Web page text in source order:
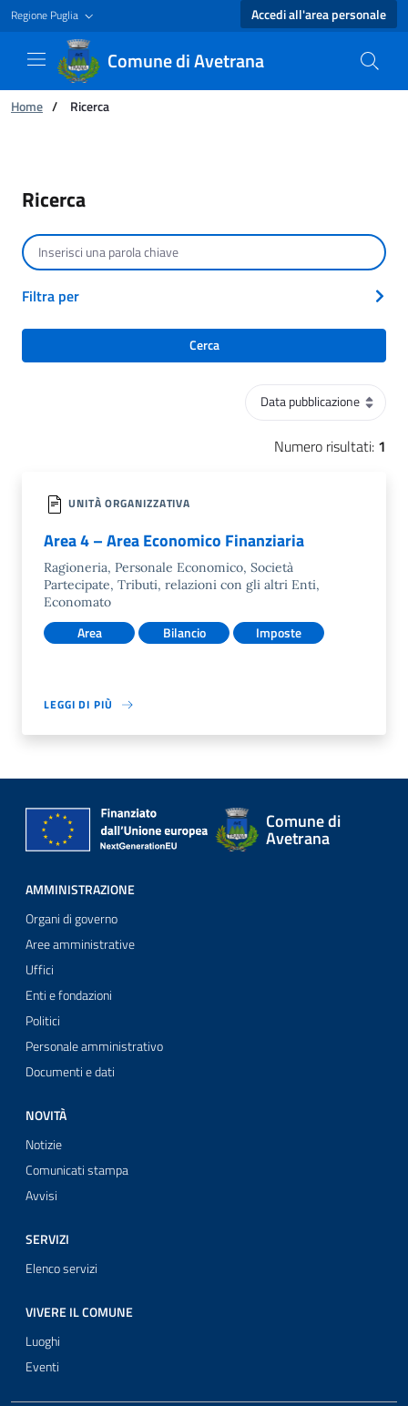
Regione Puglia Accedi all'area personale
Comune di Avetrana
Ti trovi in:
Home / Ricerca
Ricerca
Ordinamento
Numero risultati: 1
UNITÀ ORGANIZZATIVA
Area 4 – Area Economico Finanziaria
Ragioneria, Personale Economico, Società
Partecipate, Tributi, relazioni con gli altri Enti,
Economato
Area Bilancio Imposte
LEGGI DI PIÙ
Cerca per testo
Filtra per
Cerca
Comune di
Avetrana
AMMINISTRAZIONE
Organi di governo
Aree amministrative
Uffici
Enti e fondazioni
Politici
Personale amministrativo
Documenti e dati
NOVITÀ
Notizie
Comunicati stampa
Avvisi
SERVIZI
Elenco servizi
VIVERE IL COMUNE
Luoghi
Eventi